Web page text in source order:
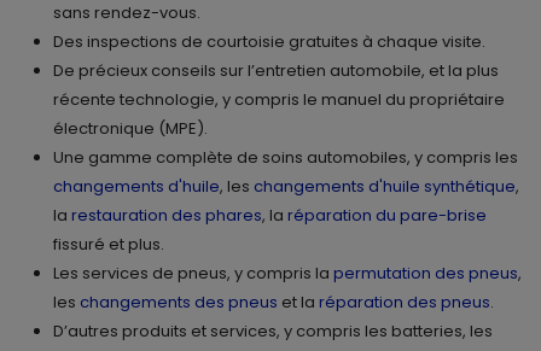
sans rendez-vous.
Des inspections de courtoisie gratuites à chaque visite.
De précieux conseils sur l’entretien automobile, et la plus
récente technologie, y compris le manuel du propriétaire
électronique (MPE).
Une gamme complète de soins automobiles, y compris les
changements d'huile, les changements d'huile synthétique,
la restauration des phares, la réparation du pare-brise
fissuré et plus.
Les services de pneus, y compris la permutation des pneus,
les changements des pneus et la réparation des pneus.
D’autres produits et services, y compris les batteries, les